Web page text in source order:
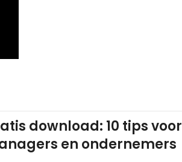
download: 10 tips voor
en ondernemers